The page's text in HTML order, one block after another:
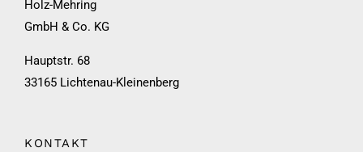
Holz-Mehring
GmbH & Co. KG
Hauptstr. 68
33165 Lichtenau-Kleinenberg
KONTAKT